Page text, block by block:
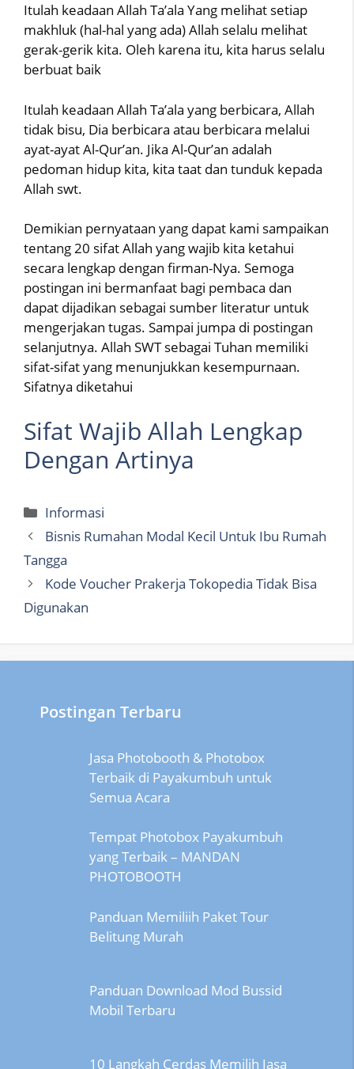
Itulah keadaan Allah Ta’ala Yang melihat setiap
makhluk (hal-hal yang ada) Allah selalu melihat
gerak-gerik kita. Oleh karena itu, kita harus selalu
berbuat baik
Itulah keadaan Allah Ta’ala yang berbicara, Allah
tidak bisu, Dia berbicara atau berbicara melalui
ayat-ayat Al-Qur’an. Jika Al-Qur’an adalah
pedoman hidup kita, kita taat dan tunduk kepada
Allah swt.
Demikian pernyataan yang dapat kami sampaikan
tentang 20 sifat Allah yang wajib kita ketahui
secara lengkap dengan firman-Nya. Semoga
postingan ini bermanfaat bagi pembaca dan
dapat dijadikan sebagai sumber literatur untuk
mengerjakan tugas. Sampai jumpa di postingan
selanjutnya. Allah SWT sebagai Tuhan memiliki
sifat-sifat yang menunjukkan kesempurnaan.
Sifatnya diketahui
Sifat Wajib Allah Lengkap
Dengan Artinya
Categories
Informasi
Bisnis Rumahan Modal Kecil Untuk Ibu Rumah
Tangga
Kode Voucher Prakerja Tokopedia Tidak Bisa
Digunakan
Postingan Terbaru
Jasa Photobooth & Photobox
Terbaik di Payakumbuh untuk
Semua Acara
Tempat Photobox Payakumbuh
yang Terbaik – MANDAN
PHOTOBOOTH
Panduan Memiliih Paket Tour
Belitung Murah
Panduan Download Mod Bussid
Mobil Terbaru
10 Langkah Cerdas Memilih Jasa